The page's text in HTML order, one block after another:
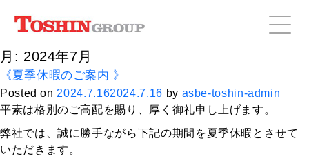
月: 2024年7月
《夏季休暇のご案内 》
Posted on 2024.7.162024.7.16 by asbe-toshin-admin
平素は格別のご高配を賜り、厚く御礼申し上げます。
弊社では、誠に勝手ながら下記の期間を夏季休暇とさせて
いただきます。